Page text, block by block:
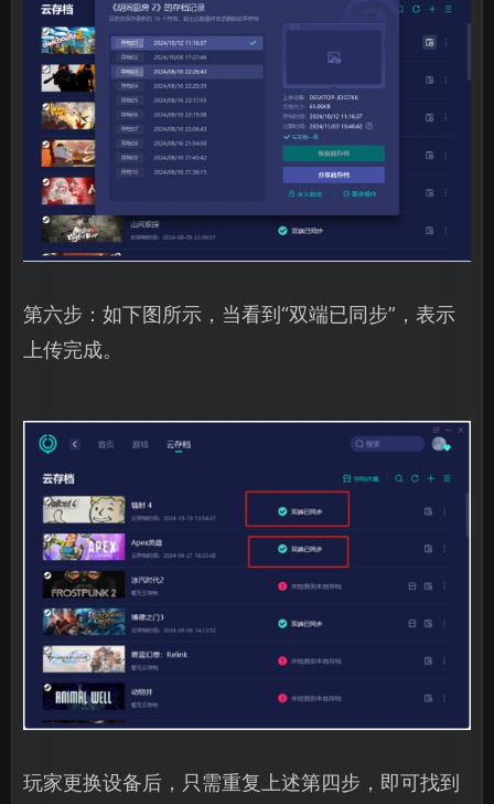
第六步：如下图所示，当看到“双端已同步”，表示
上传完成。
玩家更换设备后，只需重复上述第四步，即可找到